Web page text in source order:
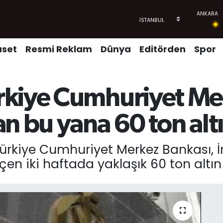
Resmi Reklam Dünya Editörden Spor
Cumhuriyet
bu yana 60 ton
Cumhuriyet Merkez Bankası,
iki haftada yaklaşık 60 ton altın